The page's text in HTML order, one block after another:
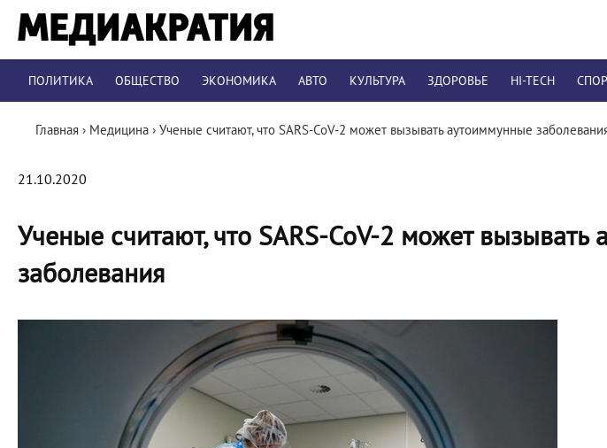
ПОЛИТИКА ОБЩЕСТВО ЭКОНОМИКА АВТО КУЛЬТУРА ЗДОРОВЬЕ HI-TECH
Главная › Медицина › Ученые считают, что SARS-CoV-2 может вызывать аутоиммунные
21.10.2020
Ученые считают, что SARS-CoV-2 может вызывать
заболевания